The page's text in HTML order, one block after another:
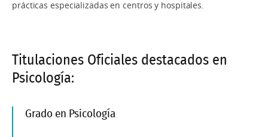
prácticas especializadas en centros y hospitales.
Titulaciones Oficiales destacados en
Psicología:
Grado en Psicología